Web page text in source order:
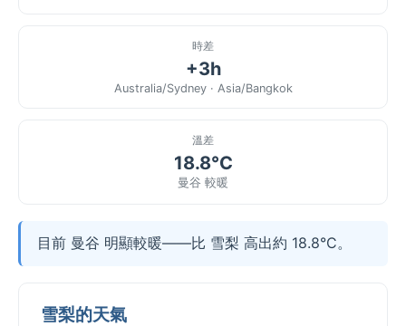
時差
+3h
Australia/Sydney · Asia/Bangkok
溫差
18.8°C
曼谷 較暖
目前 曼谷 明顯較暖——比 雪梨 高出約 18.8°C。
雪梨的天氣